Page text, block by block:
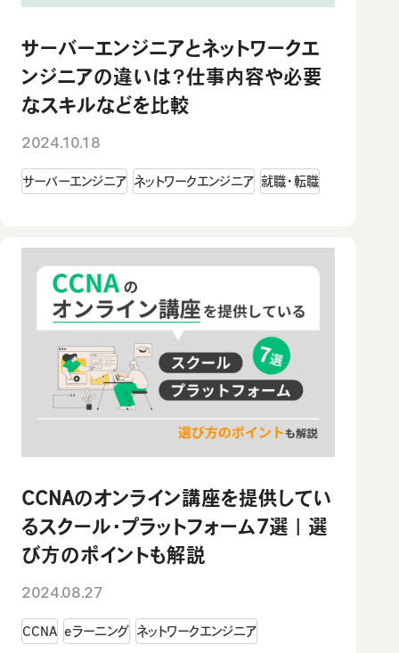
サーバーエンジニアとネットワークエ
ンジニアの違いは？仕事内容や必要
なスキルなどを比較
2024.10.18
サーバーエンジニア ネットワークエンジニア 就職・転職
CCNAのオンライン講座を提供してい
るスクール・プラットフォーム7選｜選
び方のポイントも解説
2024.08.27
CCNA eラーニング ネットワークエンジニア